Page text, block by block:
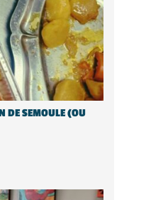
DE SEMOULE (OU